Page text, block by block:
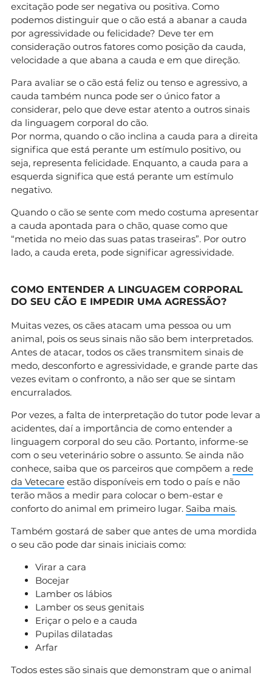
excitação pode ser negativa ou positiva. Como
podemos distinguir que o cão está a abanar a cauda
por agressividade ou felicidade? Deve ter em
consideração outros fatores como posição da cauda,
velocidade a que abana a cauda e em que direção.
Para avaliar se o cão está feliz ou tenso e agressivo, a
cauda também nunca pode ser o único fator a
considerar, pelo que deve estar atento a outros sinais
da linguagem corporal do cão.
Por norma, quando o cão inclina a cauda para a direita
significa que está perante um estímulo positivo, ou
seja, representa felicidade. Enquanto, a cauda para a
esquerda significa que está perante um estímulo
negativo.
Quando o cão se sente com medo costuma apresentar
a cauda apontada para o chão, quase como que
“metida no meio das suas patas traseiras”. Por outro
lado, a cauda ereta, pode significar agressividade.
COMO ENTENDER A LINGUAGEM CORPORAL
DO SEU CÃO E IMPEDIR UMA AGRESSÃO?
Muitas vezes, os cães atacam uma pessoa ou um
animal, pois os seus sinais não são bem interpretados.
Antes de atacar, todos os cães transmitem sinais de
medo, desconforto e agressividade, e grande parte das
vezes evitam o confronto, a não ser que se sintam
encurralados.
Por vezes, a falta de interpretação do tutor pode levar a
acidentes, daí a importância de como entender a
linguagem corporal do seu cão. Portanto, informe-se
com o seu veterinário sobre o assunto. Se ainda não
conhece, saiba que os parceiros que compõem a rede
da Vetecare estão disponíveis em todo o país e não
terão mãos a medir para colocar o bem-estar e
conforto do animal em primeiro lugar. Saiba mais.
Também gostará de saber que antes de uma mordida
o seu cão pode dar sinais iniciais como:
Virar a cara
Bocejar
Lamber os lábios
Lamber os seus genitais
Eriçar o pelo e a cauda
Pupilas dilatadas
Arfar
Todos estes são sinais que demonstram que o animal